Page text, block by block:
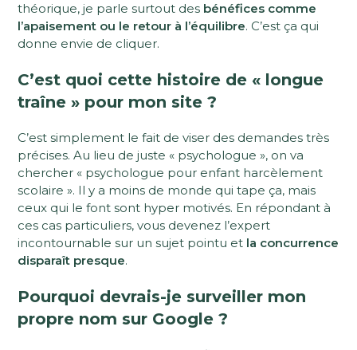
théorique, je parle surtout des bénéfices comme
l’apaisement ou le retour à l’équilibre. C’est ça qui
donne envie de cliquer.
C’est quoi cette histoire de « longue
traîne » pour mon site ?
C’est simplement le fait de viser des demandes très
précises. Au lieu de juste « psychologue », on va
chercher « psychologue pour enfant harcèlement
scolaire ». Il y a moins de monde qui tape ça, mais
ceux qui le font sont hyper motivés. En répondant à
ces cas particuliers, vous devenez l’expert
incontournable sur un sujet pointu et la concurrence
disparaît presque.
Pourquoi devrais-je surveiller mon
propre nom sur Google ?